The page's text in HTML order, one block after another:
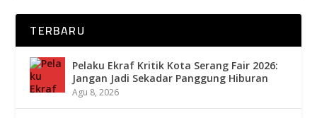
TERBARU
Pelaku Ekraf Kritik Kota Serang Fair 2026:
Jangan Jadi Sekadar Panggung Hiburan
Agu 8, 2026